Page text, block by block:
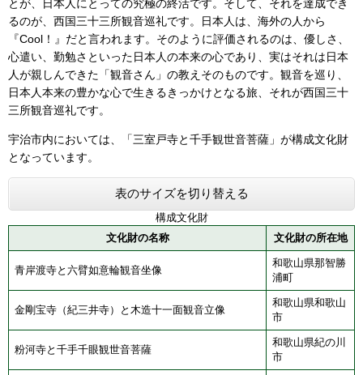
とが、日本人にとっての究極の終活です。そして、それを達成でき
るのが、西国三十三所観音巡礼です。日本人は、海外の人から
『Cool！』だと言われます。そのように評価されるのは、優しさ、
心遣い、勤勉さといった日本人の本来の心であり、実はそれは日本
人が親しんできた「観音さん」の教えそのものです。観音を巡り、
日本人本来の豊かな心で生きるきっかけとなる旅、それが西国三十
三所観音巡礼です。
宇治市内においては、「三室戸寺と千手観世音菩薩」が構成文化財
となっています。
表のサイズを切り替える
構成文化財
文化財の名称
文化財の所在地
青岸渡寺と六臂如意輪観音坐像
和歌山県那智勝
浦町
金剛宝寺（紀三井寺）と木造十一面観音立像
和歌山県和歌山
市
粉河寺と千手千眼観世音菩薩
和歌山県紀の川
市